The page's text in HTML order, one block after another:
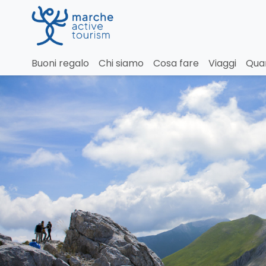
Buoni regalo Chi siamo Cosa fare Viaggi
Monte Palazzo